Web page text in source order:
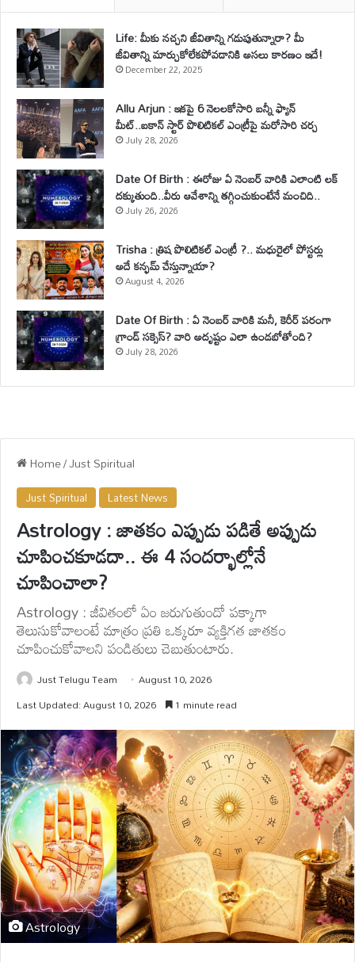
Life: మీకు నచ్చని జీవితాన్ని గడుపుతున్నారా? మీ
జీవితాన్ని మార్చుకోలేకపోవడానికి అసలు కారణం ఇదే!
December 22, 2025
Allu Arjun : ఇకపై 6 నెలలకోసారి బన్నీ ఫ్యాన్
మీట్..ఐకాన్ స్టార్ పొలిటికల్ ఎంట్రీపై మరోసారి చర్చ
July 28, 2026
Date Of Birth : ఈరోజు ఏ నెంబర్ వారికి ఎలాంటి లక్
దక్కుతుంది..వీరు ఆవేశాన్ని తగ్గించుకుంటేనే మంచిది..
July 26, 2026
Trisha : త్రిష పొలిటికల్ ఎంట్రీ ?.. మధురైలో పోస్టర్లు
అదే కన్ఫమ్ చేస్తున్నాయా?
August 4, 2026
Date Of Birth : ఏ నెంబర్ వారికి మనీ, కెరీర్ పరంగా
గ్రాండ్ సక్సెస్? వారి అదృష్టం ఎలా ఉండబోతోంది?
July 28, 2026